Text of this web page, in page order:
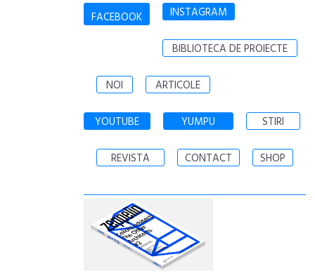
FACEBOOK INSTAGRAM
BIBLIOTECA DE PROIECTE
NOI ARTICOLE
YOUTUBE YUMPU STIRI
REVISTA CONTACT SHOP